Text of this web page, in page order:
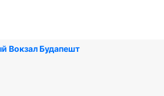
Вокзал Будапешт